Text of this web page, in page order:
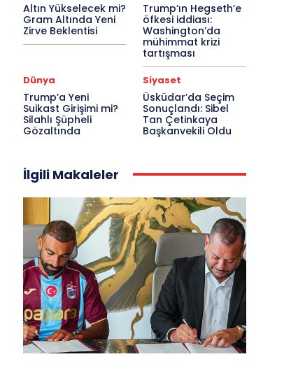
Altın Yükselecek mi?
Gram Altında Yeni
Zirve Beklentisi
Trump’ın Hegseth’e
öfkesi iddiası:
Washington’da
mühimmat krizi
tartışması
Dünya
Trump’a Yeni
Suikast Girişimi mi?
Silahlı Şüpheli
Gözaltında
Siyaset
Üsküdar’da Seçim
Sonuçlandı: Sibel
Tan Çetinkaya
Başkanvekili Oldu
İlgili Makaleler